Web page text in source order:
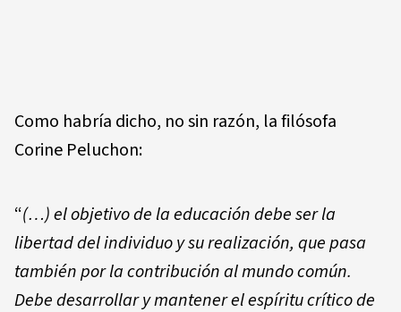
Como habría dicho, no sin razón, la filósofa
Corine Peluchon:
“(…) el objetivo de la educación debe ser la
libertad del individuo y su realización, que pasa
también por la contribución al mundo común.
Debe desarrollar y mantener el espíritu crítico de